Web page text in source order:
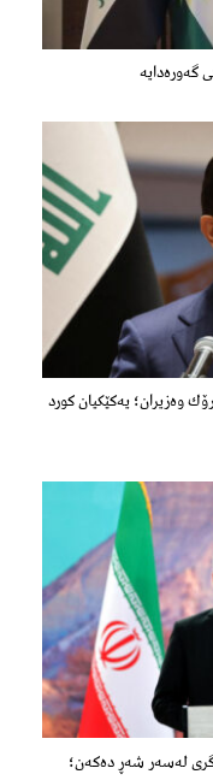
گەورەدایە
وەزیران؛ یەكێكیان كورد
لەسەر شەڕ دەكەن؛